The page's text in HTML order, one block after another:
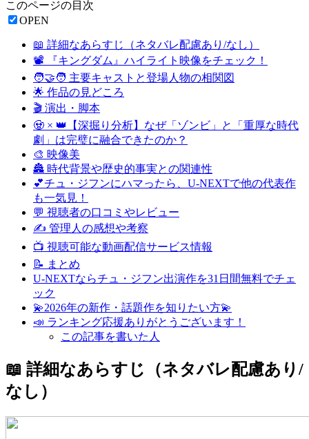
このページの目次
OPEN
📖 詳細なあらすじ（ネタバレ配慮あり/なし）
📽️ 『キングダム』ハイライト映像をチェック！
🧑‍🤝‍🧑 主要キャストと登場人物の相関図
🌟 作品の見どころ
🎬 演出・脚本
🧟 × 👑【深掘り分析】なぜ「ゾンビ」と「重厚な時代
劇」は完璧に融合できたのか？
🎨 映像美
🏯 時代背景や歴史的事実との関連性
💕チュ・ジフンにハマったら、U-NEXTで他の代表作
も一気見！
💬 視聴者の口コミやレビュー
✍️ 管理人の感想や考察
📺 視聴可能な動画配信サービス情報
📝 まとめ
U-NEXTならチュ・ジフン出演作を31日間無料でチェ
ック
💫2026年の新作・話題作を知りたい方💫
📣 ランキング応援ありがとうございます！
この記事を書いた人
📖 詳細なあらすじ（ネタバレ配慮あり/
なし）